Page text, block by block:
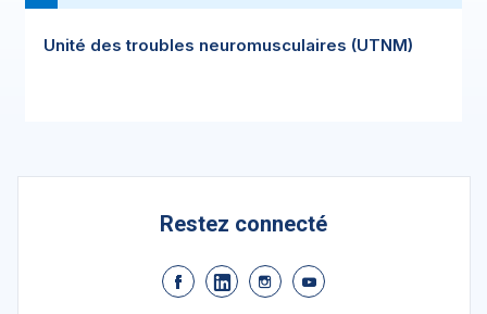
Unité des troubles neuromusculaires (UTNM)
Restez connecté